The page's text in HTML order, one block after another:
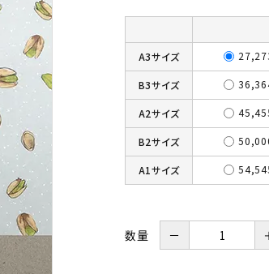
A3サイズ
B3サイズ
A2サイズ
B2サイズ
A1サイズ
数量 －